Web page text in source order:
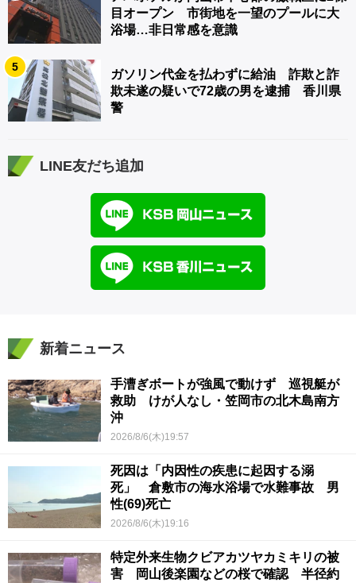
目オープン 市街地を一望のプールに大
浴場…非日常感を意識
5
ガソリン代金を払わずに給油 詐欺と詐
欺未遂の疑いで72歳の男を逮捕 香川県
警
LINE友だち追加
新着ニュース
手漕ぎボートが強風で動けず 巡視艇が
救助 けが人なし・笠岡市の北木島南方
沖
2026/8/6(木)19:57
死因は「内因性の疾患に起因する溺
死」 倉敷市の海水浴場で水難事故 男
性(69)死亡
2026/8/6(木)19:16
特定外来生物クビアカツヤカミキリの被
害 岡山後楽園などの桜で確認 半径約